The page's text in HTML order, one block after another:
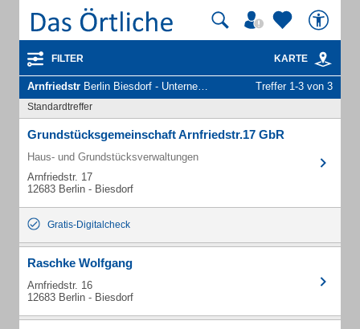
FILTER KARTE
Arnfriedstr Berlin Biesdorf - Unternehmen und Personen Treffer 1-3 von 3
Standardtreffer
Grundstücksgemeinschaft Arnfriedstr.17 GbR
Haus- und Grundstücksverwaltungen
Arnfriedstr. 17
12683 Berlin - Biesdorf
Gratis-Digitalcheck
Raschke Wolfgang
Arnfriedstr. 16
12683 Berlin - Biesdorf